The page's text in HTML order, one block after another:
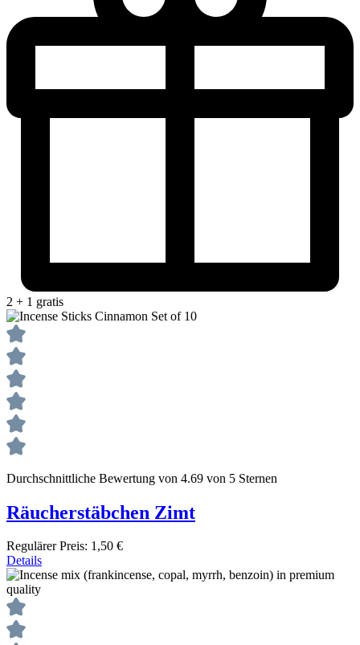
2 + 1 gratis
Durchschnittliche Bewertung von 4.69 von 5 Sternen
Räucherstäbchen Zimt
Regulärer Preis: 1,50 €
Details